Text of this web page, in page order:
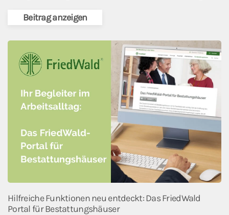
Beitrag anzeigen
Hilfreiche Funktionen neu entdeckt: Das FriedWald
Portal für Bestattungshäuser